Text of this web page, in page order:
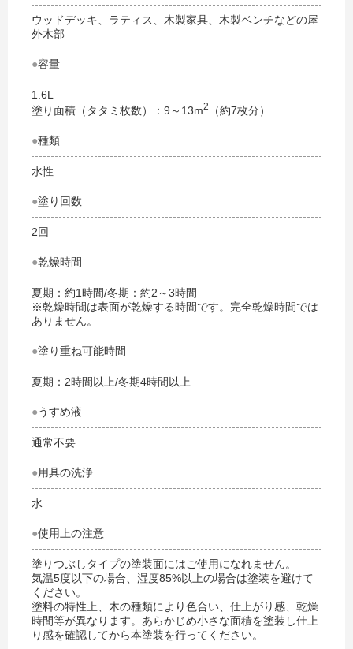
ウッドデッキ、ラティス、木製家具、木製ベンチなどの屋
外木部
●容量
1.6L
塗り面積（タタミ枚数）：9～13m2 （約7枚分）
●種類
水性
●塗り回数
2回
●乾燥時間
夏期：約1時間/冬期：約2～3時間
※乾燥時間は表面が乾燥する時間です。完全乾燥時間では
ありません。
●塗り重ね可能時間
夏期：2時間以上/冬期4時間以上
●うすめ液
通常不要
●用具の洗浄
水
●使用上の注意
塗りつぶしタイプの塗装面にはご使用になれません。
気温5度以下の場合、湿度85%以上の場合は塗装を避けて
ください。
塗料の特性上、木の種類により色合い、仕上がり感、乾燥
時間等が異なります。あらかじめ小さな面積を塗装し仕上
り感を確認してから本塗装を行ってください。